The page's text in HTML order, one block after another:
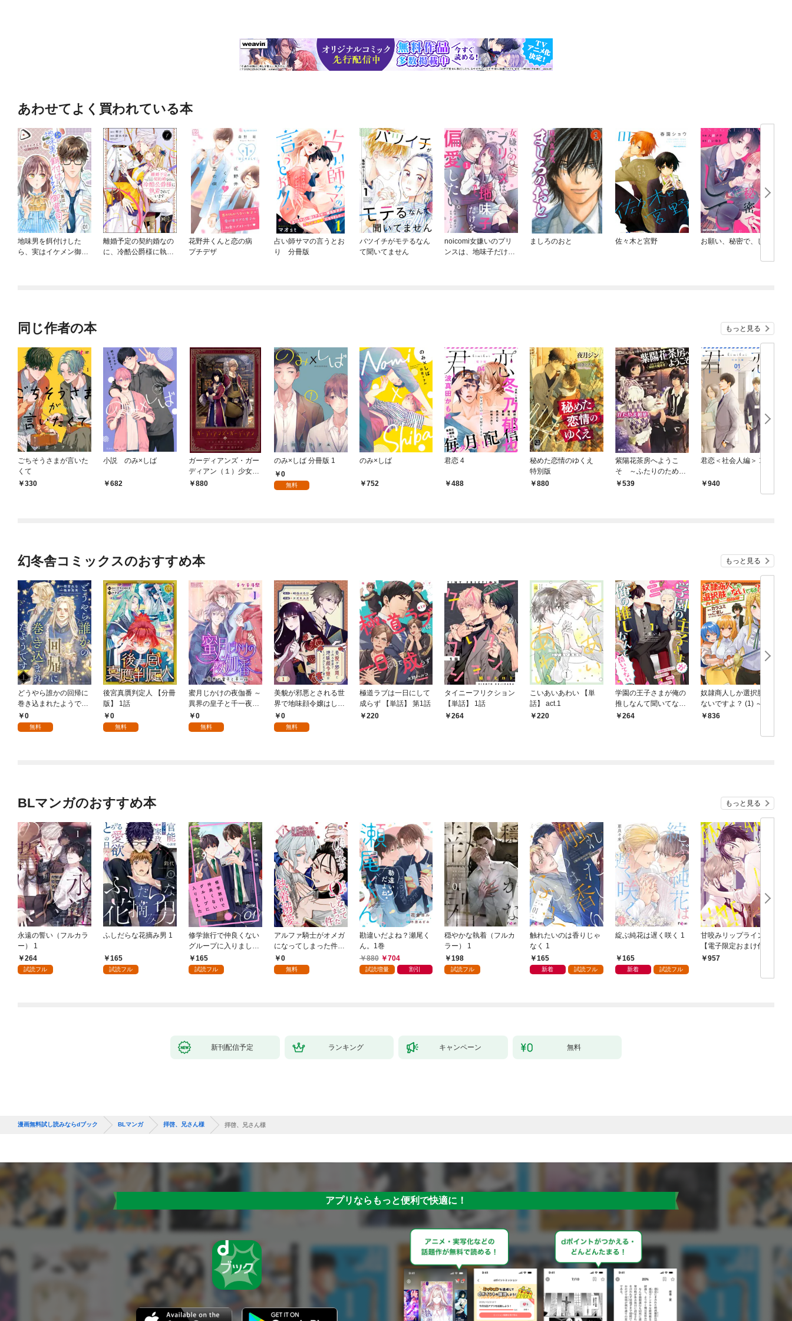
あわせてよく買われている本
地味男を餌付けした
ら、実はイケメン御曹
離婚予定の契約婚なの
に、冷酷公爵様に執着
花野井くんと恋の病
プチデザ
占い師サマの言うとお
り 分冊版
バツイチがモテるなん
て聞いてません
noicomi女嫌いのプリ
ンスは、地味子だけを
ましろのおと 佐々木と宮野 お願い、秘密で、して
同じ作者の本 もっと見る
ごちそうさまが言いた
くて
330
小説 のみ×しば
682
ガーディアンズ・ガー
ディアン（１）少女と
神話と書の守護者
880
のみ×しば 分冊版 1
0
無料
のみ×しば
752
君恋 4
488
秘めた恋情のゆくえ
特別版
880
紫陽花茶房へようこ
そ ～ふたりのための
英国式魔法茶～
539
君恋＜社会人編＞ 1
940
幻冬舎コミックスのおすすめ本 もっと見る
どうやら誰かの回帰に
巻き込まれたようです
【分冊版】 1話
0
無料
後宮真贋判定人 【分冊
版】 1話
0
無料
蜜月じかけの夜伽番 ～
異界の皇子と千一夜～
【分冊版】 1話
0
無料
美貌が邪悪とされる世
界で地味顔令嬢はした
たかに生き抜く 【分冊
版】 1話
0
無料
極道ラブは一日にして
成らず 【単話】 第1話
220
タイニーフリクション
【単話】 1話
264
こいあいあわい 【単
話】 act.1
220
学園の王子さまが俺の
推しなんて聞いてない
【単話】 1話
264
奴隷商人しか選択肢が
ないですよ？ (1) ～ハ
ーレム？なにそれおい
836
BLマンガのおすすめ本 もっと見る
永遠の誓い（フルカラ
ー） 1
264
試読フル
ふしだらな花摘み男 1
165
試読フル
修学旅行で仲良くない
グループに入りました
【単話版】1巻
165
試読フル
アルファ騎士がオメガ
になってしまった件～
最強α騎士団長の俺
が、世話焼きα部下か
0
無料
勘違いだよね？瀬尾く
ん。1巻
880
704
試読増量 割引
穏やかな執着（フルカ
ラー） 1
198
試読フル
触れたいのは香りじゃ
なく 1
165
新着 試読フル
綻ぶ純花は遅く咲く 1
165
新着 試読フル
甘咬みリップライン
【電子限定おまけ付
き】957
新刊配信予定 ランキング キャンペーン 無料
漫画無料試し読みならdブック BLマンガ 拝啓、兄さん様 拝啓、兄さん様
アプリならもっと便利で快適に！